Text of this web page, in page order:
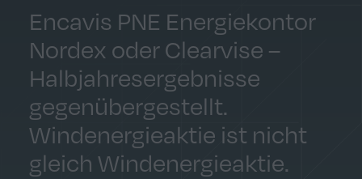
Encavis PNE Energiekontor
Nordex oder Clearvise –
Halbjahresergebnisse
gegenübergestellt.
Windenergieaktie ist nicht
gleich Windenergieaktie.